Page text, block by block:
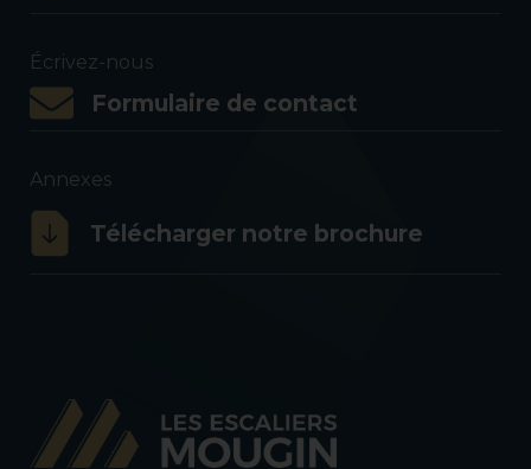
Écrivez-nous
Formulaire de contact
Annexes
Télécharger notre brochure